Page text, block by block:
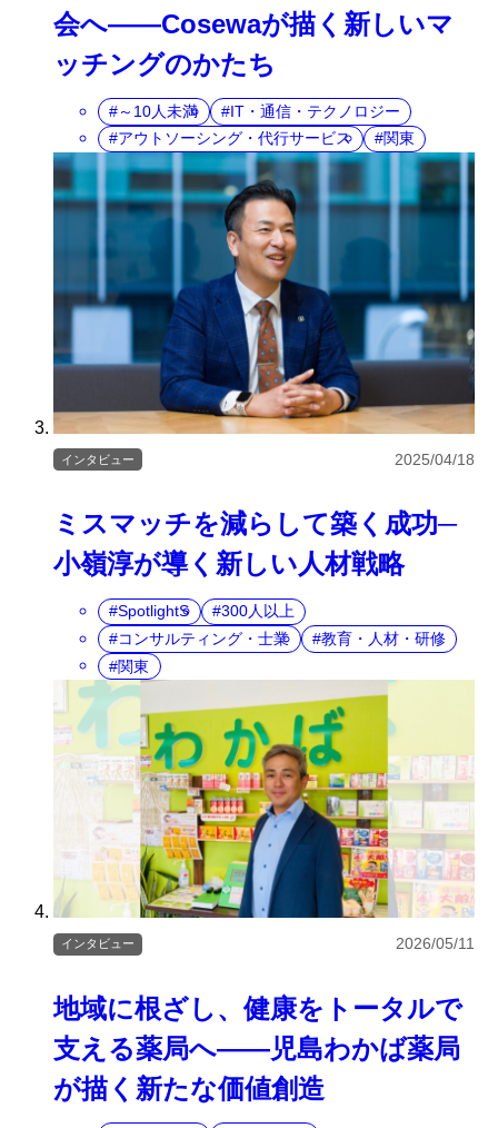
会へ――Cosewaが描く新しいマ
ッチングのかたち
～10人未満
IT・通信・テクノロジー
アウトソーシング・代行サービス
関東
ミスマッチを減らして築く成功─
小嶺淳が導く新しい人材戦略
インタビュー 2025/04/18
SpotlightS
300人以上
コンサルティング・士業
教育・人材・研修
関東
地域に根ざし、健康をトータルで
支える薬局へ――児島わかば薬局
が描く新たな価値創造
インタビュー 2026/05/11